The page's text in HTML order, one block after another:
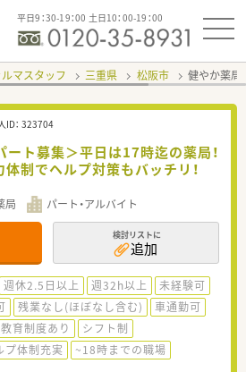
平日9：30-19：00 土日10：00-19：00
マスタッフ 三重県 松阪市 健やか薬
： 323704
ート募集＞平日は17時迄の薬局！
制でヘルプ対策もバッチリ！
局 パート・アルバイト
検討リストに
追加
週休2.5日以上 週32h以上
未経験可
残業なし(ほぼなし含む)
車通勤可
教育制度あり
シフト制
プ体制充実 ~18時までの職場